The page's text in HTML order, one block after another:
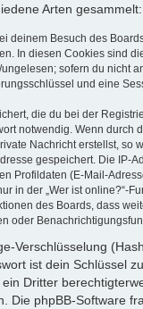
Arten gesammelt:
deinem Besuch des
In diesen Cookies sind
sofern du nicht
und eine
die du bei der
notwendig. Wenn durch
Nachricht erstellst, so
gespeichert. Die IP-
Profildaten (E-Mail-
in der „Wer ist online?“-
des Boards, dass
oder
Verschlüsselung
ist dein Schlüssel
Dritter
Die phpBB-Software